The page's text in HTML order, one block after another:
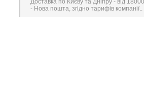
Доставка по Києву та Дніпру - від
- Нова пошта, згідно тарифів компанії..